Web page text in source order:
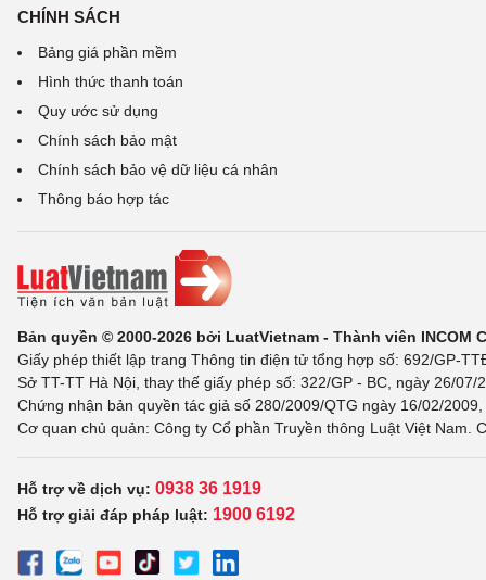
CHÍNH SÁCH
Bảng giá phần mềm
Hình thức thanh toán
Quy ước sử dụng
Chính sách bảo mật
Chính sách bảo vệ dữ liệu cá nhân
Thông báo hợp tác
Bản quyền © 2000-2026 bởi LuatVietnam - Thành viên INCOM
Giấy phép thiết lập trang Thông tin điện tử tổng hợp số: 692/GP-
Sở TT-TT Hà Nội, thay thế giấy phép số: 322/GP - BC, ngày 26/
Chứng nhận bản quyền tác giả số 280/2009/QTG ngày 16/02/
Cơ quan chủ quản: Công ty Cổ phần Truyền thông Luật Việt Nam.
Hỗ trợ về dịch vụ: 0938 36 1919
Hỗ trợ giải đáp pháp luật: 1900 6192